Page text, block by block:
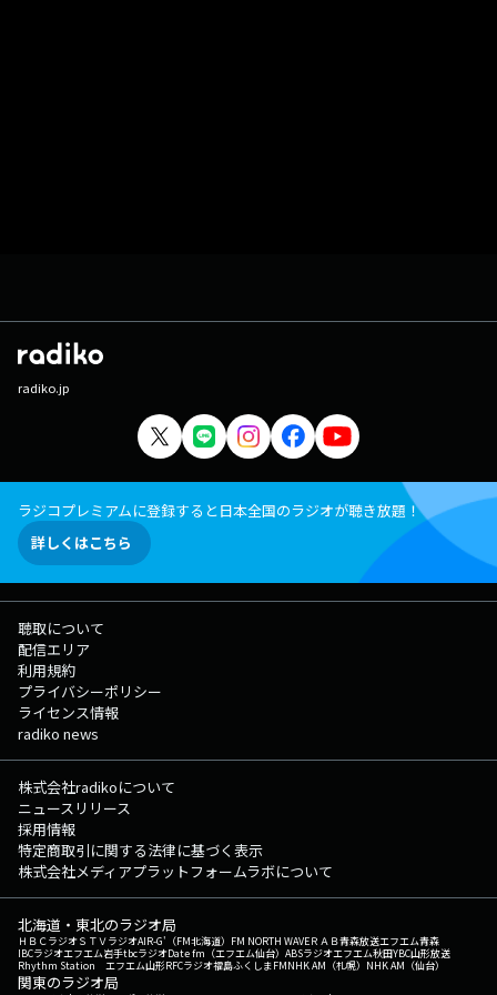
radiko.jp
ラジコプレミアムに登録すると日本全国のラジオが聴き放題！
詳しくはこちら
聴取について
配信エリア
利用規約
プライバシーポリシー
ライセンス情報
radiko news
株式会社radikoについて
ニュースリリース
採用情報
特定商取引に関する法律に基づく表示
株式会社メディアプラットフォームラボについて
北海道・東北のラジオ局
ＨＢＣラジオＳＴＶラジオAIR-G'（FM北海道） FM NORTH WAVEＲＡＢ青森放送エフエム青森
IBCラジオエフエム岩手tbcラジオDate fm（エフエム仙台） ABSラジオエフエム秋田YBC山形放送
Rhythm Station エフエム山形RFCラジオ福島ふくしまFMNHK AM（札幌） NHK AM（仙台）
関東のラジオ局